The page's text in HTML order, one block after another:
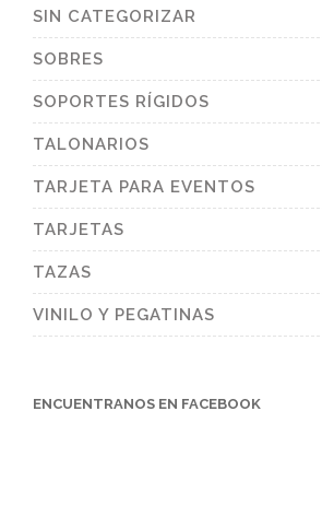
SIN CATEGORIZAR
SOBRES
SOPORTES RÍGIDOS
TALONARIOS
TARJETA PARA EVENTOS
TARJETAS
TAZAS
VINILO Y PEGATINAS
ENCUENTRANOS EN FACEBOOK